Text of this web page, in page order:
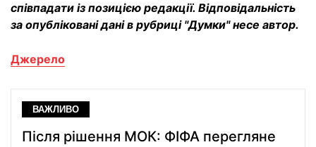
співпадати із позицією редакції. Відповідальність
за опубліковані дані в рубриці "Думки" несе автор.
Джерело
ВАЖЛИВО
Після рішення МОК: ФІФА перегляне